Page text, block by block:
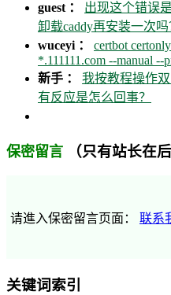
guest ： 出现这个错误
卸载caddy再安装一次吗
wuceyi ： certbot
*.111111.com --manual --
新手 ： 我按教程操作双
有反应是怎么回事？
保密留言 （只有站长在
请進入保密留言页面： 联系
关键词索引